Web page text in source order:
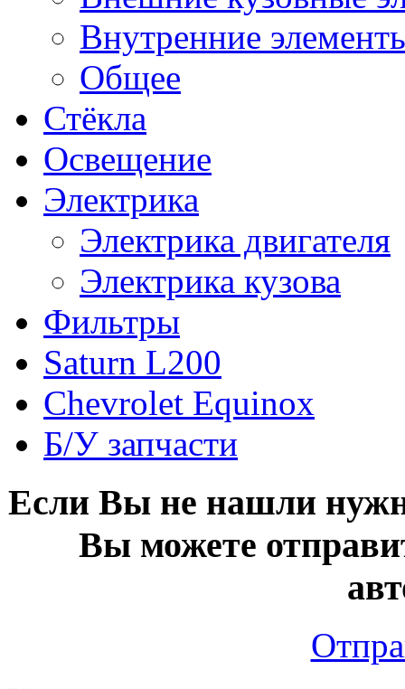
Внутренние
Общее
Стёкла
Освещение
Электрика
Электрика двигателя
Электрика кузова
Фильтры
Saturn L200
Chevrolet Equinox
Б/У запчасти
Если Вы не нашли
Вы можете